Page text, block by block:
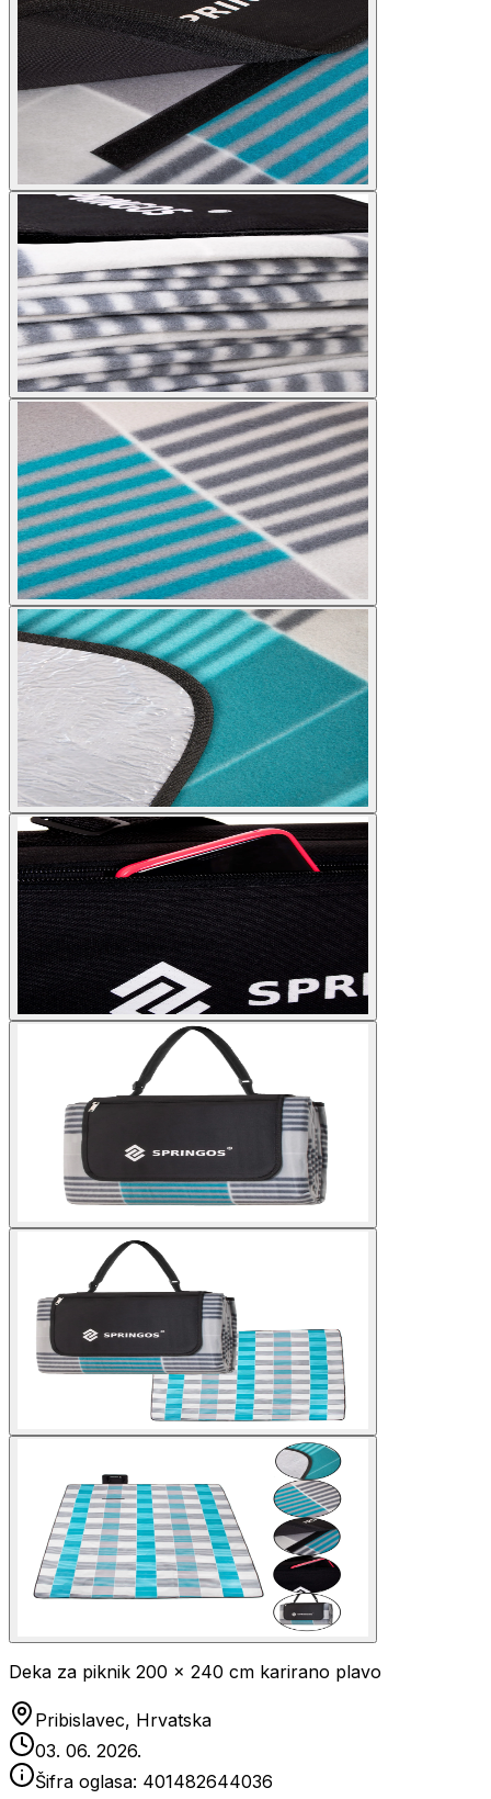
Deka za piknik 200 x 240 cm karirano plavo
Pribislavec, Hrvatska
03. 06. 2026.
Šifra oglasa: 401482644036